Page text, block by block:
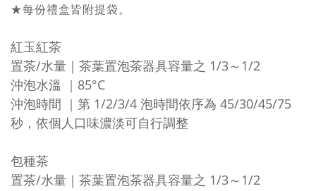
★每份禮盒皆附提袋。
紅玉紅茶
置茶/水量｜茶葉置泡茶器具容量之 1/3～1/2
沖泡水溫 ｜85°C
沖泡時間 ｜第 1/2/3/4 泡時間依序為 45/30/45/75
秒，依個人口味濃淡可自行調整
包種茶
置茶/水量｜茶葉置泡茶器具容量之 1/3～1/2